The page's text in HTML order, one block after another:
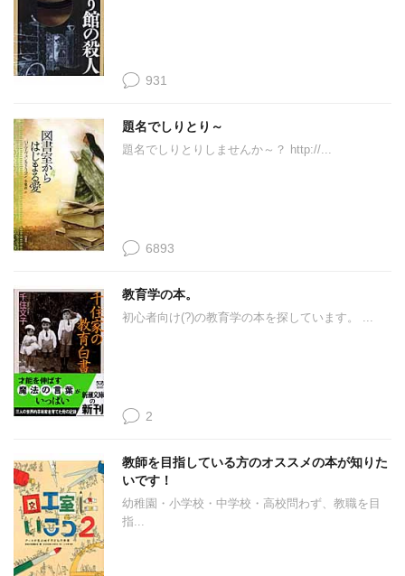
931
題名でしりとり～
題名でしりとりしませんか～？ http://...
6893
教育学の本。
初心者向け(?)の教育学の本を探しています。 ...
2
教師を目指している方のオススメの本が知りた
いです！
幼稚園・小学校・中学校・高校問わず、教職を目
指...